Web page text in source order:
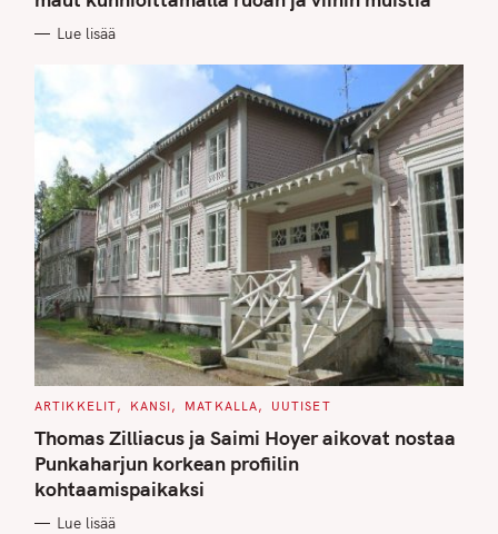
O
I
Lue lisää
C
T
E
G
O
R
I
S
ARTIKKELIT KANSI MATKALLA UUTISET
Thomas Zilliacus ja Saimi Hoyer aikovat nostaa
Punkaharjun korkean profiilin
kohtaamispaikaksi
Lue lisää